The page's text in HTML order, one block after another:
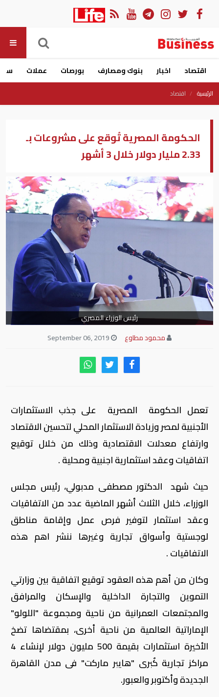
اقتصاد اخبار بنوك ومصارف بورصات عملات
الرئيسية اقتصاد
الحكومة المصرية تُوقع على مشروعات بـ
2.33 مليار دولار خلال 3 أشهر
رئيس الوزراء المصري
محمود مطاوع
تعمل الحكومة المصرية على جذب الاستثمارات
الأجنبية لمصر وزيادة الاستثمار المحلي لتحسين الاقتصاد
وارتفاع معدلات الاقتصادية وذلك من خلال توقيع
اتفاقيات وعقد استثمارية اجنبية ومحلية .
حيث شهد الدكتور مصطفى مدبولي، رئيس مجلس
الوزراء، خلال الثلاث أشهر الماضية عدد من الاتفاقيات
وعقد استثمار لتوفير فرص عمل وإقامة مناطق
لوجستية وأسواق تجارية وغيرها ننشر اهم هذه
الاتفاقيات .
وكان من أهم هذه العقود توقيع اتفاقية بين وزارتي
التموين والتجارة الداخلية والإسكان والمرافق
والمجتمعات العمرانية من ناحية ومجموعة "اللولو"
الإماراتية العالمية من ناحية أخرى، بمقتضاها تضخ
الأخيرة استثمارات بقيمة 500 مليون دولار لإنشاء 4
مراكز تجارية كٌبرى "هايبر ماركت" فى مدن القاهرة
الجديدة وأكتوبر والعبور.